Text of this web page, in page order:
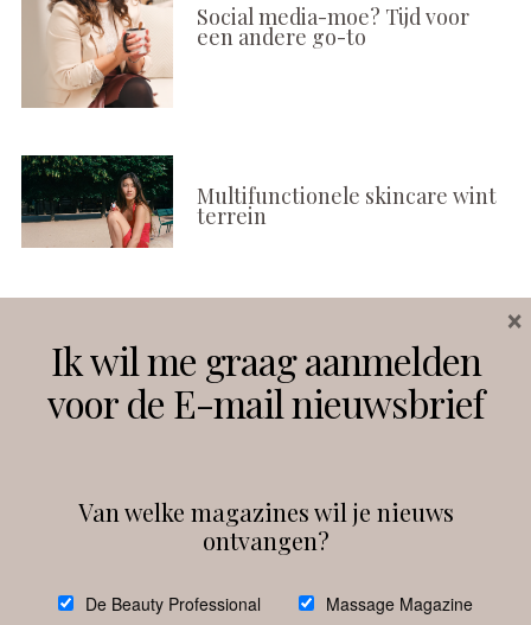
Social media-moe? Tijd voor
een andere go-to
Multifunctionele skincare wint
terrein
Instagram Facebook
debeautyprofessional
Ik wil me graag aanmelden
voor de E-mail nieuwsbrief
Van welke magazines wil je nieuws
ontvangen?
De Beauty Professional Massage Magazine
×